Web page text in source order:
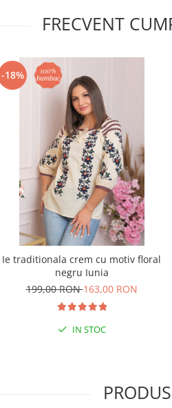
FRECVENT
-18%
Ie traditionala crem cu motiv floral
negru Iunia
199,00 RON163,00 RON
IN STOC